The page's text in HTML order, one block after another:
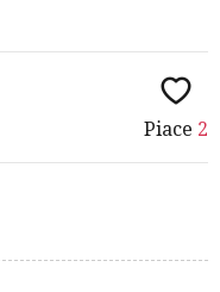
Piace 2